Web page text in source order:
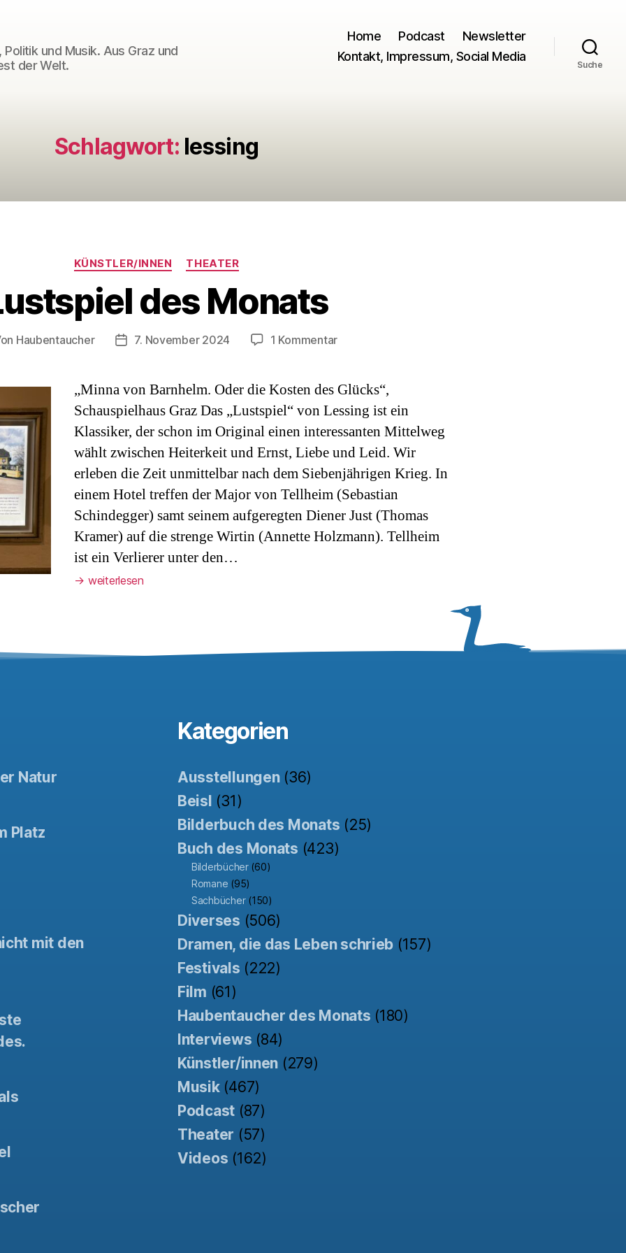
Politik und Musik. Aus Graz und
der Welt.
Home Podcast
Newsletter
Kontakt, Impressum, Social Media
Suche
Schlagwort: lessing
Kategorien
KÜNSTLER/INNEN THEATER
des Monats
Haubentaucher Veröffentlichungsdatum
7. November 2024 1 Kommentarzu
Monats
„Minna von Barnhelm. Oder die Kosten des Glücks“,
Schauspielhaus Graz Das „Lustspiel“ von Lessing ist ein
Klassiker, der schon im Original einen interessanten Mittelweg
wählt zwischen Heiterkeit und Ernst, Liebe und Leid. Wir
erleben die Zeit unmittelbar nach dem Siebenjährigen Krieg. In
einem Hotel treffen der Major von Tellheim (Sebastian
Schindegger) samt seinem aufgeregten Diener Just (Thomas
Kramer) auf die strenge Wirtin (Annette Holzmann). Tellheim
ist ein Verlierer unter den…
→ weiterlesen
Natur
Platz
mit den
Kategorien
Ausstellungen(36)
Beisl (31)
Bilderbuch des Monats (25)
Buch des Monats (423)
Bilderbücher(60)
Romane (95)
Sachbücher(150)
Diverses (506)
Dramen, die das Leben schrieb (157)
Festivals (222)
Film (61)
Haubentaucher des Monats (180)
Interviews (84)
Künstler/innen (279)
Musik(467)
Podcast (87)
Theater (57)
Videos (162)